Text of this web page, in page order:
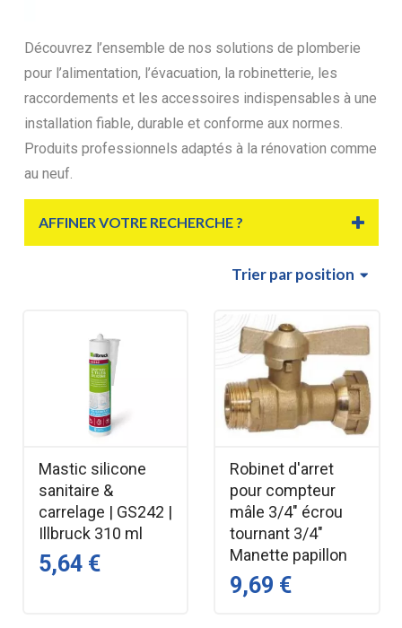
Découvrez l’ensemble de nos solutions de plomberie
pour l’alimentation, l’évacuation, la robinetterie, les
raccordements et les accessoires indispensables à une
installation fiable, durable et conforme aux normes.
Produits professionnels adaptés à la rénovation comme
au neuf.
AFFINER VOTRE RECHERCHE ?
Trierpar position
Mastic silicone
sanitaire &
carrelage | GS242 |
Illbruck 310 ml
5,64 €
Robinet d'arret
pour compteur
mâle 3/4" écrou
tournant 3/4"
Manette papillon
9,69 €